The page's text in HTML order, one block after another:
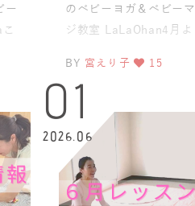
ー
のベビーヨガ＆ベビー
ジ教室 LaLaOhan4月よ
オイル付き☆「ベビー
BY 宮えり子 15
01
2026.06